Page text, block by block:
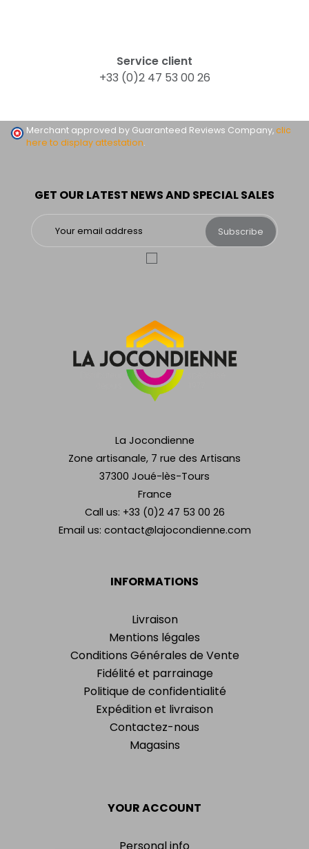
Service client
+33 (0)2 47 53 00 26
INFORMATIONS
Livraison
Mentions légales
Conditions Générales de Vente
Fidélité et parrainage
Politique de confidentialité
Expédition et livraison
Contactez-nous
Magasins
YOUR ACCOUNT
Personal info
La Jocondienne
Zone artisanale, 7 rue des Artisans
37300 Joué-lès-Tours
France
Call us: +33 (0)2 47 53 00 26
Email us: contact@lajocondienne.com
GET OUR LATEST NEWS AND SPECIAL SALES
Subscribe
Merchant approved by Guaranteed Reviews Company,clic
here to display attestation.